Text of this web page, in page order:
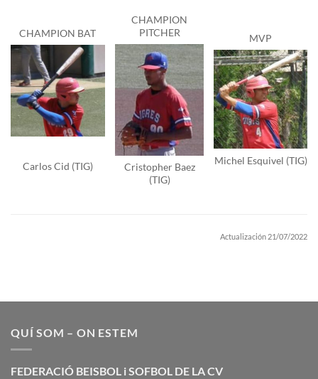
CHAMPION BAT
Carlos Cid (TIG)
CHAMPION
PITCHER
Cristopher Baez
(TIG)
MVP
Michel Esquivel (TIG)
Actualización 21/07/2022
QUÍ SOM – ON ESTEM
FEDERACIÓ BEISBOL i SOFBOL DE LA CV